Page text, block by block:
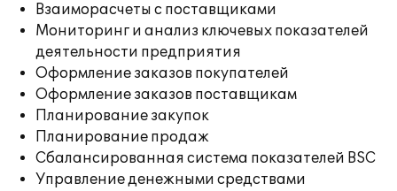
Взаиморасчеты с поставщиками
Мониторинг и анализ ключевых показателей
деятельности предприятия
Оформление заказов покупателей
Оформление заказов поставщикам
Планирование закупок
Планирование продаж
Сбалансированная система показателей BSC
Управление денежными средствами